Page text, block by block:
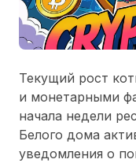
Текущий рост
и монетарными
начала недели
Белого дома
уведомления о